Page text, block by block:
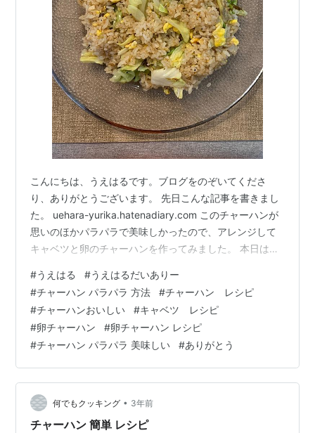
こんにちは、うえはるです。ブログをのぞいてくださ
り、ありがとうございます。 先日こんな記事を書きまし
た。 uehara-yurika.hatenadiary.com このチャーハンが
思いのほかパラパラで美味しかったので、アレンジして
キャベツと卵のチャーハンを作ってみました。 本日は、
くは２片ほど薄切りにしておく。卵は２個といておく。
キャベツは食べやすい大きさにざく切りし、洗ってお
く。 ②フランパンに油大さじ２分の１を入れ、①でと
いた卵を入れていり卵を作っていったん取り出す。また
火を通すので、半熟状でOK！ ③同じフライパンに油大
さじ１を入れ、…
#うえはる #うえはるだいありー
#チャーハン パラパラ 方法 #チャーハン レシピ
#チャーハンおいしい #キャベツ レシピ
#卵チャーハン #卵チャーハン レシピ
#チャーハン パラパラ 美味しい #ありがとう
何でもクッキング • 3年前
チャーハン 簡単 レシピ